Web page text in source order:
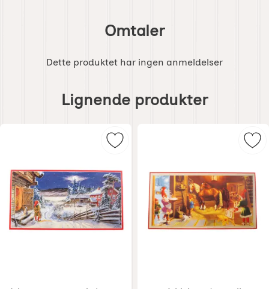
Omtaler
Dette produktet har ingen anmeldelser
Lignende produkter
Merk juleveggteppe med nisse